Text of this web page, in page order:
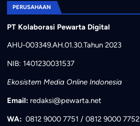
PERUSAHAAN
PT Kolaborasi Pewarta Digital
AHU-003349.AH.01.30.Tahun 2023
NIB: 1401230031537
Ekosistem Media Online Indonesia
Email: redaksi@pewarta.net
WA: 0812 9000 7751 / 0812 9000 7752